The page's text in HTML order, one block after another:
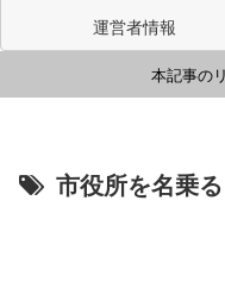
運営者情報
本記事の
市役所を名乗